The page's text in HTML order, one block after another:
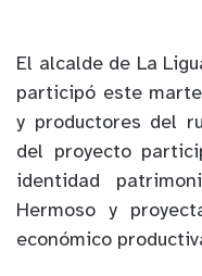
El alcalde de La
participó este
y productores del
del proyecto
identidad
Hermoso y
económico